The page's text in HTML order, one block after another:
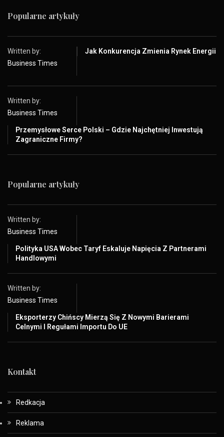
Popularne artykuły
Written by:
Business Times
Jak Konkurencja Zmienia Rynek Energii
Written by:
Business Times
Przemysłowe Serce Polski – Gdzie Najchętniej Inwestują
Zagraniczne Firmy?
Popularne artykuły
Written by:
Business Times
Polityka USA Wobec Taryf Eskaluje Napięcia Z Partnerami
Handlowymi
Written by:
Business Times
Eksporterzy Chińscy Mierzą Się Z Nowymi Barierami
Celnymi I Regułami Importu Do UE
Kontakt
Redkacja
Reklama